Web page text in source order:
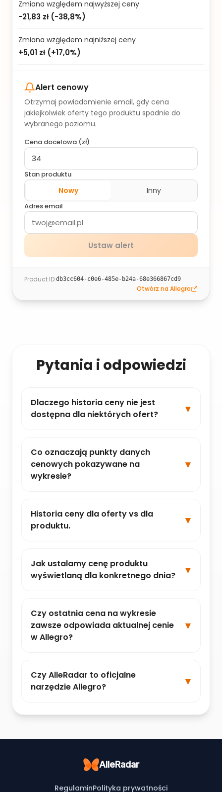
Zmiana względem najwyższej ceny
-21,83 zł(-38,8%)
Zmiana względem najniższej ceny
+5,01 zł(+17,0%)
Alert cenowy
Otrzymaj powiadomienie email, gdy cena
jakiejkolwiek oferty tego produktu spadnie do
wybranego poziomu.
Cena docelowa (zł)
Stan produktu
Nowy Inny
Adres email
Ustaw alert
Product ID:db3cc604-c0e6-485e-b24a-68e366867cd9
Otwórz na Allegro
Pytania i odpowiedzi
Dlaczego historia ceny nie jest
dostępna dla niektórych ofert?
Co oznaczają punkty danych
cenowych pokazywane na
wykresie?
Historia ceny dla oferty vs dla
produktu.
Jak ustalamy cenę produktu
wyświetlaną dla konkretnego dnia?
Czy ostatnia cena na wykresie
zawsze odpowiada aktualnej cenie
w Allegro?
Czy AlleRadar to oficjalne
narzędzie Allegro?
AlleRadar
RegulaminPolityka prywatności